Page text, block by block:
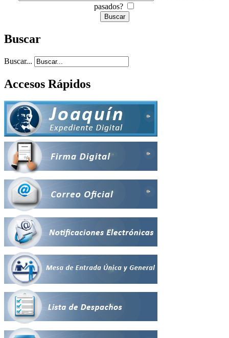
pasados?
Buscar
Buscar...
Accesos Rápidos